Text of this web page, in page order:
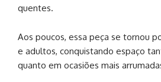
quentes.
Aos poucos, essa peça se tornou
e adultos, conquistando espaço
quanto em ocasiões mais